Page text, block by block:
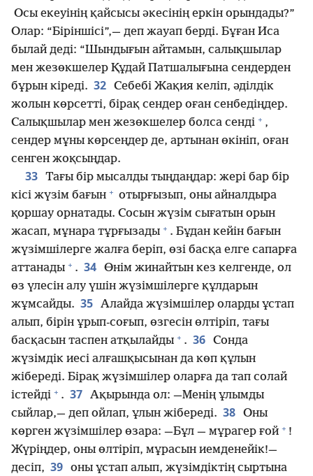
Осы екеуінің қайсысы әкесінің еркін орындады?”
Олар: “Біріншісі”,— деп жауап берді. Бұған Иса
былай деді: “Шындығын айтамын, салықшылар
мен жезөкшелер Құдай Патшалығына сендерден
бұрын кіреді. 32 Себебі Жақия келіп, әділдік
жолын көрсетті, бірақ сендер оған сенбедіңдер.
Салықшылар мен жезөкшелер болса сенді + ,
сендер мұны көрсеңдер де, артынан өкініп, оған
сенген жоқсыңдар.
33 Тағы бір мысалды тыңдаңдар: жері бар бір
кісі жүзім бағын + отырғызып, оны айналдыра
қоршау орнатады. Сосын жүзім сығатын орын
жасап, мұнара тұрғызады + . Бұдан кейін бағын
жүзімшілерге жалға беріп, өзі басқа елге сапарға
аттанады + . 34 Өнім жинайтын кез келгенде, ол
өз үлесін алу үшін жүзімшілерге құлдарын
жұмсайды. 35 Алайда жүзімшілер оларды ұстап
алып, бірін ұрып-соғып, өзгесін өлтіріп, тағы
басқасын таспен атқылайды + . 36 Сонда
жүзімдік иесі алғашқысынан да көп құлын
жібереді. Бірақ жүзімшілер оларға да тап солай
істейді + . 37 Ақырында ол: —Менің ұлымды
сыйлар,— деп ойлап, ұлын жібереді. 38 Оны
көрген жүзімшілер өзара: —Бұл — мұрагер ғой + !
Жүріңдер, оны өлтіріп, мұрасын иемденейік!—
десіп, 39 оны ұстап алып, жүзімдіктің сыртына